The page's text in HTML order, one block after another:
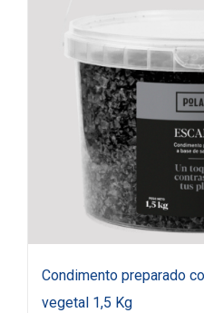
Condimento preparado
vegetal 1,5 Kg